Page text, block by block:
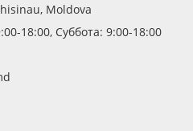
Moldova
18:00, Суббота: 9:00-18:00